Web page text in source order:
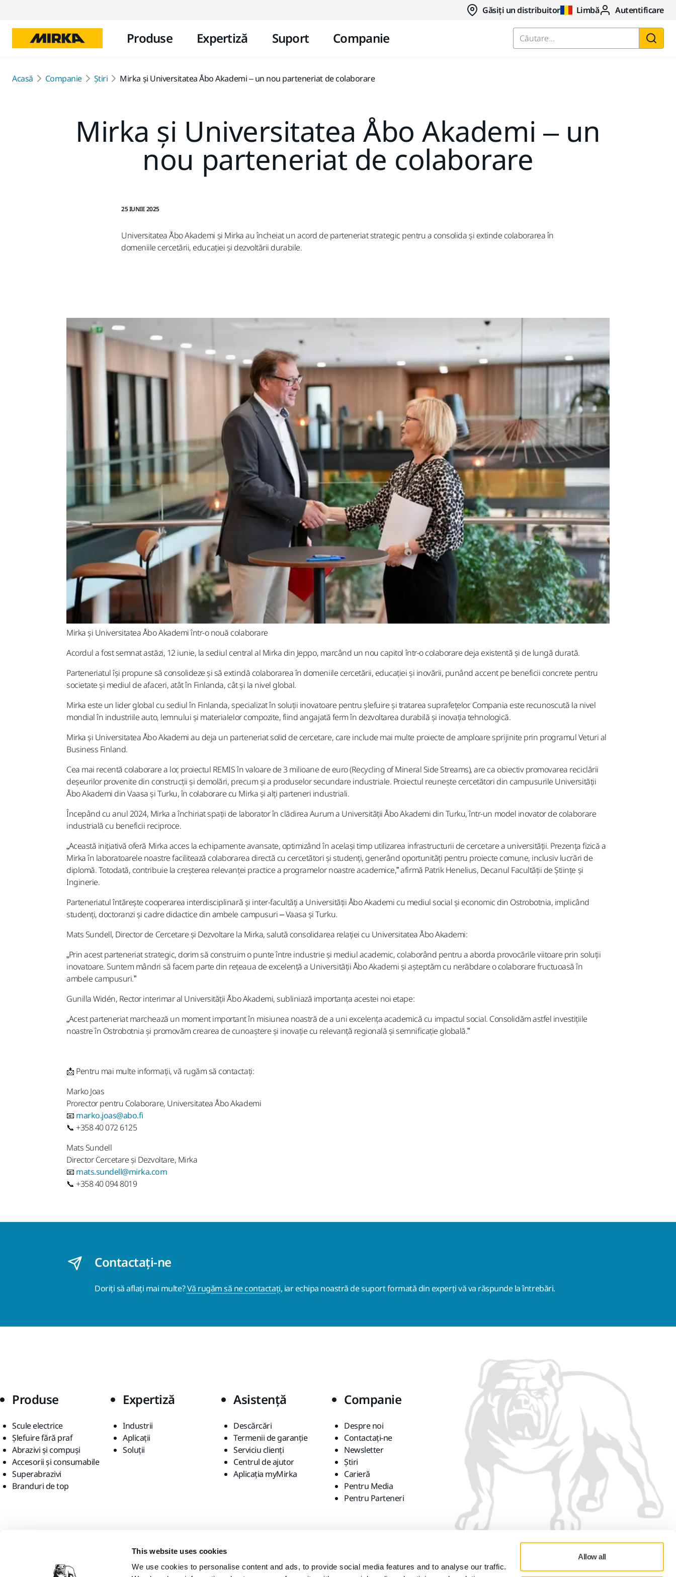
This website uses cookies
We use cookies to personalise content and ads, to provide social media features and to analyse our traffic.
Allow all
Găsiți un distribuitor Limbă Autentificare
Produse Expertiză Suport Companie Căutare...
Acasă Companie Știri Mirka și Universitatea Åbo Akademi – un nou parteneriat de colaborare
Mirka și Universitatea Åbo Akademi – un
nou parteneriat de colaborare
25 IUNIE 2025
Universitatea Åbo Akademi și Mirka au încheiat un acord de parteneriat strategic pentru a consolida și extinde colaborarea în
domeniile cercetării, educației și dezvoltării durabile.
Mirka și Universitatea Åbo Akademi într-o nouă colaborare
Acordul a fost semnat astăzi, 12 iunie, la sediul central al Mirka din Jeppo, marcând un nou capitol într-o colaborare deja existentă și de lungă durată.
Parteneriatul își propune să consolideze și să extindă colaborarea în domeniile cercetării, educației și inovării, punând accent pe beneficii concrete pentru
societate și mediul de afaceri, atât în Finlanda, cât și la nivel global.
Mirka este un lider global cu sediul în Finlanda, specializat în soluții inovatoare pentru șlefuire și tratarea suprafețelor. Compania este recunoscută la nivel
mondial în industriile auto, lemnului și materialelor compozite, fiind angajată ferm în dezvoltarea durabilă și inovația tehnologică.
Mirka și Universitatea Åbo Akademi au deja un parteneriat solid de cercetare, care include mai multe proiecte de amploare sprijinite prin programul Veturi al
Business Finland.
Cea mai recentă colaborare a lor, proiectul REMIS în valoare de 3 milioane de euro (Recycling of Mineral Side Streams), are ca obiectiv promovarea reciclării
deșeurilor provenite din construcții și demolări, precum și a produselor secundare industriale. Proiectul reunește cercetători din campusurile Universității
Åbo Akademi din Vaasa și Turku, în colaborare cu Mirka și alți parteneri industriali.
Începând cu anul 2024, Mirka a închiriat spații de laborator în clădirea Aurum a Universității Åbo Akademi din Turku, într-un model inovator de colaborare
industrială cu beneficii reciproce.
„Această inițiativă oferă Mirka acces la echipamente avansate, optimizând în același timp utilizarea infrastructurii de cercetare a universității. Prezența fizică a
Mirka în laboratoarele noastre facilitează colaborarea directă cu cercetători și studenți, generând oportunități pentru proiecte comune, inclusiv lucrări de
diplomă. Totodată, contribuie la creșterea relevanței practice a programelor noastre academice,” afirmă Patrik Henelius, Decanul Facultății de Științe și
Inginerie.
Parteneriatul întărește cooperarea interdisciplinară și inter-facultăți a Universității Åbo Akademi cu mediul social și economic din Ostrobotnia, implicând
studenți, doctoranzi și cadre didactice din ambele campusuri – Vaasa și Turku.
Mats Sundell, Director de Cercetare și Dezvoltare la Mirka, salută consolidarea relației cu Universitatea Åbo Akademi:
„Prin acest parteneriat strategic, dorim să construim o punte între industrie și mediul academic, colaborând pentru a aborda provocările viitoare prin soluții
inovatoare. Suntem mândri să facem parte din rețeaua de excelență a Universității Åbo Akademi și așteptăm cu nerăbdare o colaborare fructuoasă în
ambele campusuri.”
Gunilla Widén, Rector interimar al Universității Åbo Akademi, subliniază importanța acestei noi etape:
„Acest parteneriat marchează un moment important în misiunea noastră de a uni excelența academică cu impactul social. Consolidăm astfel investițiile
noastre în Ostrobotnia și promovăm crearea de cunoaștere și inovație cu relevanță regională și semnificație globală.”
📩 Pentru mai multe informații, vă rugăm să contactați:
Marko Joas
Prorector pentru Colaborare, Universitatea Åbo Akademi
📧 marko.joas@abo.fi
📞 +358 40 072 6125
Mats Sundell
Director Cercetare și Dezvoltare, Mirka
📧 mats.sundell@mirka.com
📞 +358 40 094 8019
Contactaţi-ne
Doriți să aflați mai multe?Vă rugăm să ne contactați, iar echipa noastră de suport formată din experți vă va răspunde la întrebări.
Produse
Scule electrice
Șlefuire fără praf
Abrazivi și compuși
Accesorii și consumabile
Superabrazivi
Branduri de top
Expertiză
Industrii
Aplicații
Soluții
Asistență
Descărcări
Termenii de garanție
Serviciu clienți
Centrul de ajutor
Aplicația myMirka
Companie
Despre noi
Contactaţi-ne
Newsletter
Știri
Carieră
Pentru Media
Pentru Parteneri